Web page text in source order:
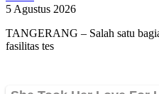
5 Agustus 2026
TANGERANG – Salah satu
fasilitas tes